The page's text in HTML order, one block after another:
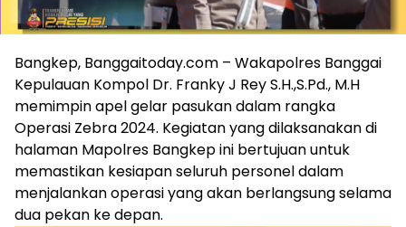
Bangkep, Banggaitoday.com – Wakapolres Banggai
Kepulauan Kompol Dr. Franky J Rey S.H.,S.Pd., M.H
memimpin apel gelar pasukan dalam rangka
Operasi Zebra 2024. Kegiatan yang dilaksanakan di
halaman Mapolres Bangkep ini bertujuan untuk
memastikan kesiapan seluruh personel dalam
menjalankan operasi yang akan berlangsung selama
dua pekan ke depan.